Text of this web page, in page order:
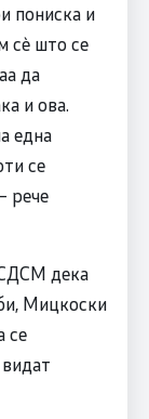
пониска и
сè што се
да
и ова.
една
се
рече
дека
Мицкоски
се